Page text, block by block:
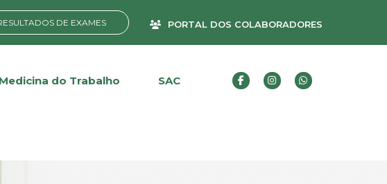
DE EXAMES PORTAL DOS COLABORADORES
Medicina do Trabalho SAC